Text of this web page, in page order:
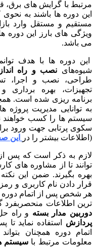
با گرایش های برق،
دوره ها باشند به نحوی
و مستقل وارد
های بارز این دوره
باشد.
دوره ها با هدف
نصب و راه
نصب و اجرا، تست،
بهره برداری و
ریزی شده است.
توانایی مدیریت پروژه
ها را کسب خواهند
پرتابی جهت ورود
بیشتر را در
این
به ذکر است که پس از
تا از مشاوره های
بگیرند. ضمن این نکته
دادن نام کاربری و رمز
شخص پس از اتمام دوره
اطلاعات منحصربفرد
مدار بستهو راه حل
استفاده نماید تا
دوره همچنان
مرتبط با سیستم